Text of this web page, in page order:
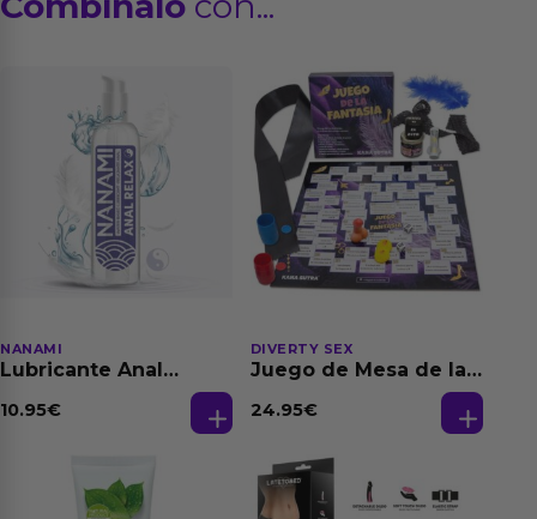
NANAMI
Lubricante Anal
Dilatación Base Agua
10.95€
DIVERTY SEX
Juego de Mesa de las
24.95€